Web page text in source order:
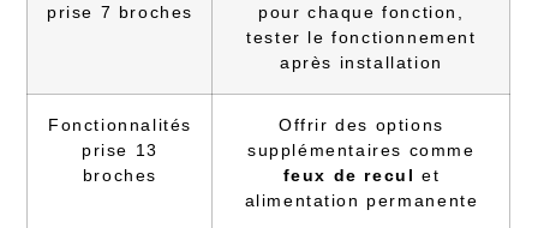
prise 7 broches
pour chaque fonction,
tester le fonctionnement
après installation
Fonctionnalités
prise 13
broches
Offrir des options
supplémentaires comme
feux de recul et
alimentation permanente